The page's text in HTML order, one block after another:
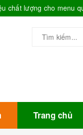
chất lượng cho menu
Trang chủ